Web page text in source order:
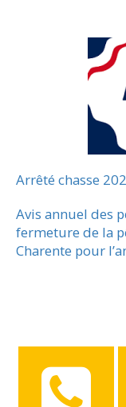
Arrêté chasse
Avis annuel des
fermeture de la
Charente pour